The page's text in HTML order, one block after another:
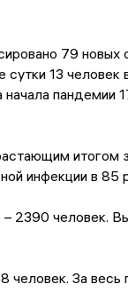
79 новых
13 человек
пандемии
итогом
инфекции в 85
– 2390 человек.
человек. За